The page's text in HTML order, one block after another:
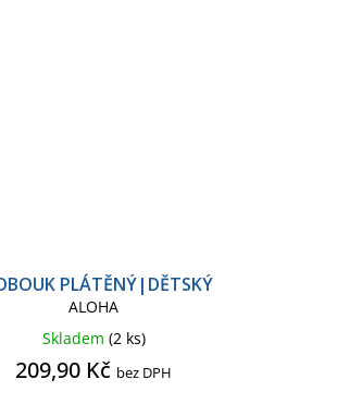
PLÁTĚNÝ|DĚTSKÝ
ALOHA
Skladem (2 ks)
209,90 Kč bez DPH